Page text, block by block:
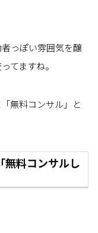
っぽい雰囲気を醸
てますね。
無料コンサル」と
無料コンサルし